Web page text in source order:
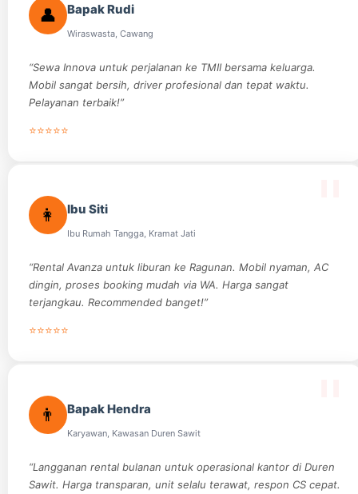
👤 Bapak Rudi
Wiraswasta, Cawang
“Sewa Innova untuk perjalanan ke TMII bersama keluarga.
Mobil sangat bersih, driver profesional dan tepat waktu.
Pelayanan terbaik!”
⭐⭐⭐⭐⭐
👩 Ibu Siti
Ibu Rumah Tangga, Kramat Jati
“Rental Avanza untuk liburan ke Ragunan. Mobil nyaman, AC
dingin, proses booking mudah via WA. Harga sangat
terjangkau. Recommended banget!”
⭐⭐⭐⭐⭐
👨 Bapak Hendra
Karyawan, Kawasan Duren Sawit
“Langganan rental bulanan untuk operasional kantor di Duren
Sawit. Harga transparan, unit selalu terawat, respon CS cepat.